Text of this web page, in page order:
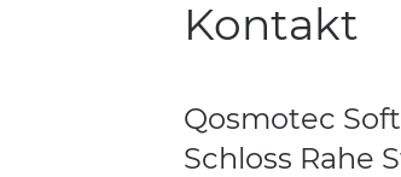
Kontakt
Qosmotec
Schloss Rahe